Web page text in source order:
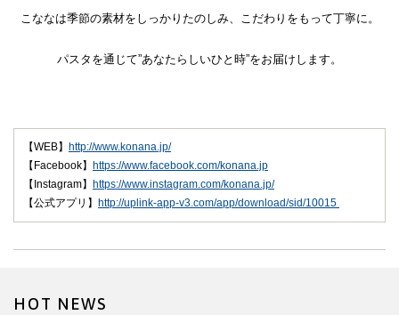
こななは季節の素材をしっかりたのしみ、 こだわりをもって丁寧に。
パスタを通じて”あなたらしいひと時”をお届けします。
【WEB】 http://www.konana.jp/
【Facebook】 https://www.facebook.com/konana.jp
【Instagram】 https://www.instagram.com/konana.jp/
【公式アプリ】 http://uplink-app-v3.com/app/download/sid/10015
HOT NEWS